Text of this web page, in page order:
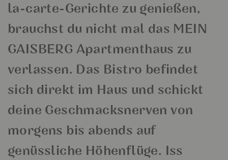
la-carte-Gerichte zu genießen,
brauchst du nicht mal das MEIN
GAISBERG Apartmenthaus zu
verlassen. Das Bistro befindet
sich direkt im Haus und schickt
deine Geschmacksnerven von
morgens bis abends auf
genüssliche Höhenflüge. Iss